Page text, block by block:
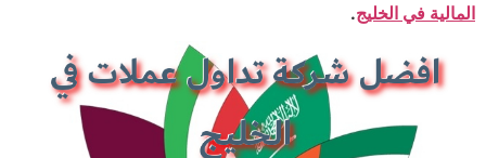
المالية في الخليج.